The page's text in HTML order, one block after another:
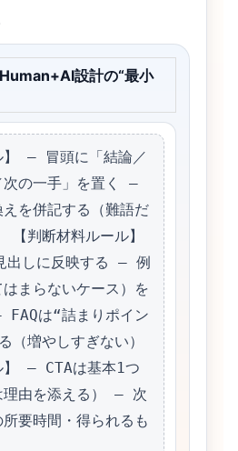
設計の“最小
】 – 冒頭に「結論／
次の一手」を置く –
を併記する（難語だ
【判断材料ルール】
出しに反映する – 例
まらないケース）を
は“詰まりポイン
（増やしすぎない）
】 – CTAは基本1つ
理由を添える） – 次
要時間・得られるも